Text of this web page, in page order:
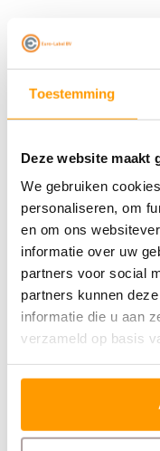
Toestemming
Deze website maakt
We gebruiken
personaliseren, om
en om ons
informatie over uw
partners voor social
partners kunnen
informatie die u aan
verzameld op basis
Winkels met
Magazijnen en
Kantoor- en
scanner in huis die
combineert. Alles
slimmer te werken.
Specificaties
Reviews
Gerelateerde